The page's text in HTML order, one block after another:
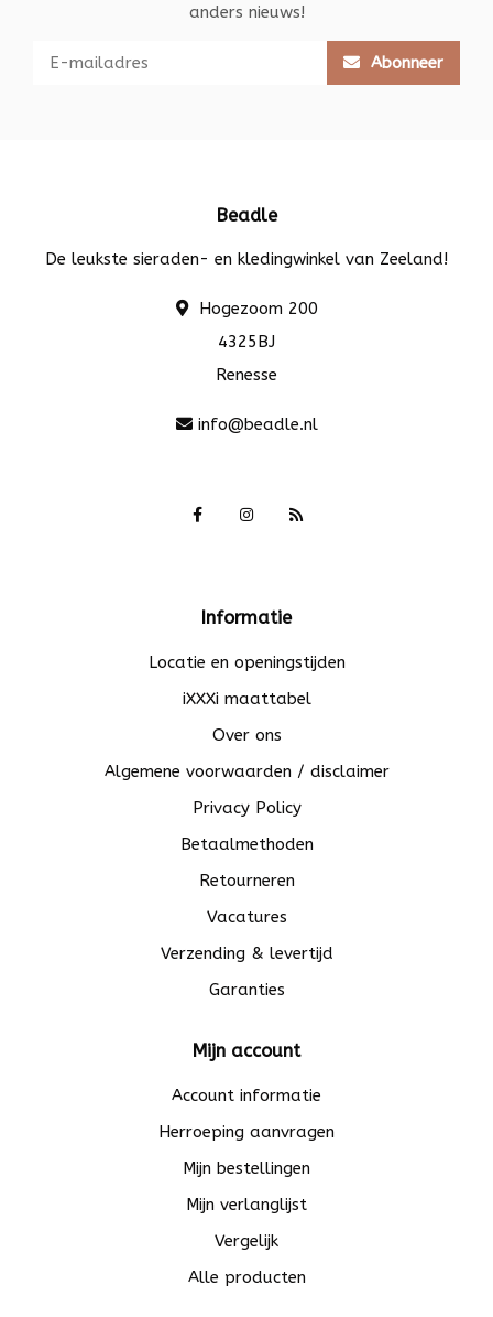
anders nieuws!
Abonneer
Beadle
De leukste sieraden- en kledingwinkel van Zeeland!
Hogezoom 200
4325BJ
Renesse
info@beadle.nl
Informatie
Locatie en openingstijden
iXXXi maattabel
Over ons
Algemene voorwaarden / disclaimer
Privacy Policy
Betaalmethoden
Retourneren
Vacatures
Verzending & levertijd
Garanties
Mijn account
Account informatie
Herroeping aanvragen
Mijn bestellingen
Mijn verlanglijst
Vergelijk
Alle producten